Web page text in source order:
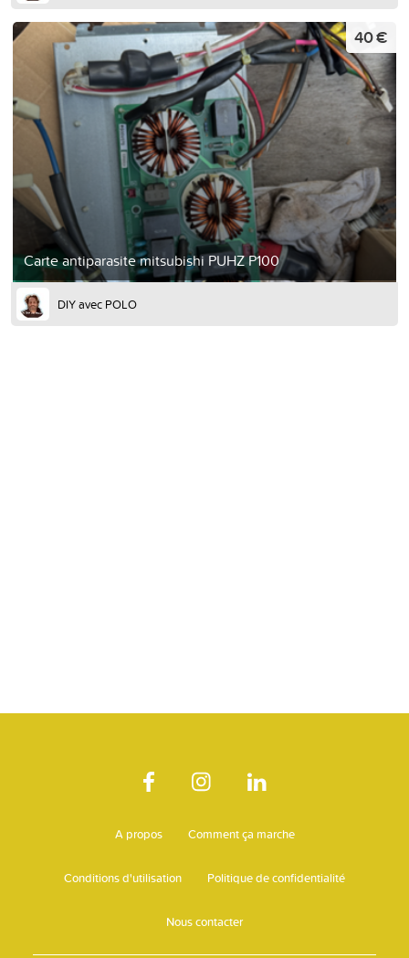
Carte antiparasite mitsubishi PUHZ P100
40 €
DIY avec POLO
A propos Comment ça marche
Conditions d'utilisation Politique de confidentialité
Nous contacter